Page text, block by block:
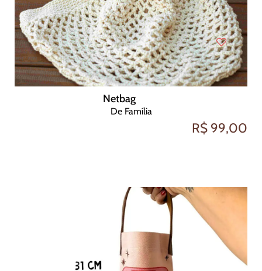
Netbag
De Família
R$ 99,00